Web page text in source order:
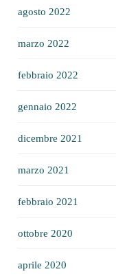
agosto 2022
marzo 2022
febbraio 2022
gennaio 2022
dicembre 2021
marzo 2021
febbraio 2021
ottobre 2020
aprile 2020